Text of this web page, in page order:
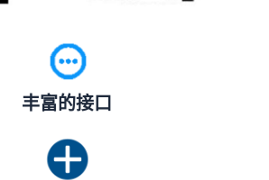
丰富的接口